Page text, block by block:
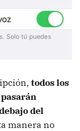
todos los
del
manera no